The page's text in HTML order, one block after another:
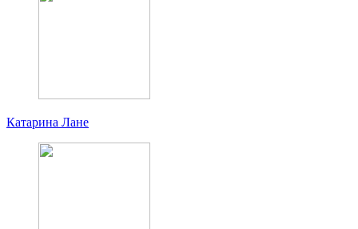
Катарина Лане